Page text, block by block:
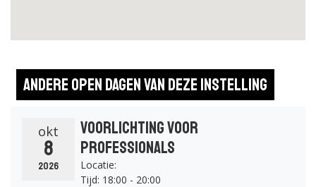
Andere open dagen van deze instelling
okt
8
2026
Voorlichting voor
professionals
Locatie:
Tijd: 18:00 - 20:00